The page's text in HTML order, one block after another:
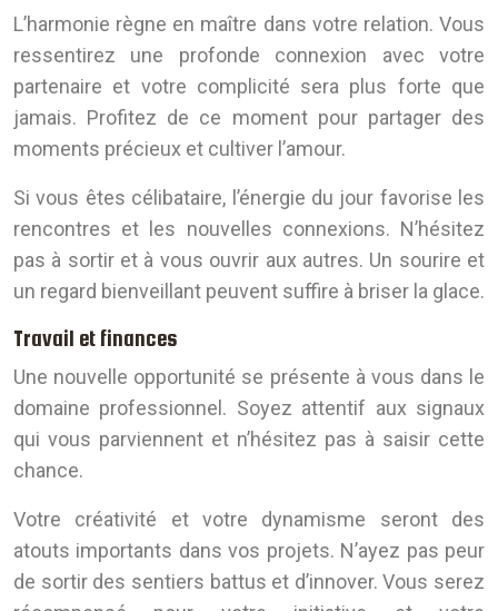
L’harmonie règne en maître dans votre relation. Vous
ressentirez une profonde connexion avec votre
partenaire et votre complicité sera plus forte que
jamais. Profitez de ce moment pour partager des
moments précieux et cultiver l’amour.
Si vous êtes célibataire, l’énergie du jour favorise les
rencontres et les nouvelles connexions. N’hésitez
pas à sortir et à vous ouvrir aux autres. Un sourire et
un regard bienveillant peuvent suffire à briser la glace.
Travail et finances
Une nouvelle opportunité se présente à vous dans le
domaine professionnel. Soyez attentif aux signaux
qui vous parviennent et n’hésitez pas à saisir cette
chance.
Votre créativité et votre dynamisme seront des
atouts importants dans vos projets. N’ayez pas peur
de sortir des sentiers battus et d’innover. Vous serez